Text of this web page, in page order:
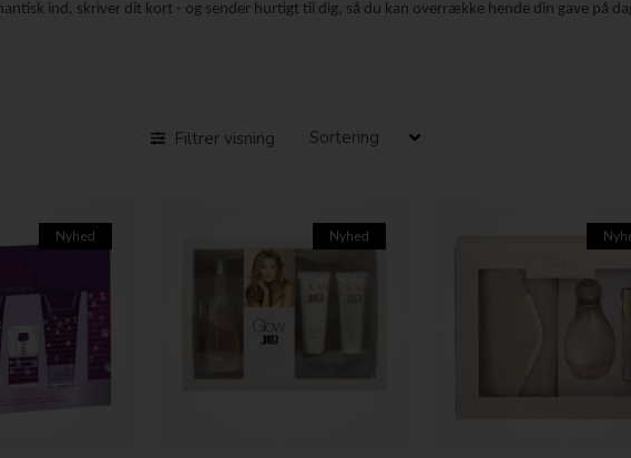
ind, skriver dit kort - og sender hurtigt til dig, så du kan overrække hende din gave på
Filtrer visning
Nyhed Nyhed